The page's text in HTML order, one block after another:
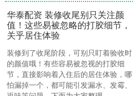
华泰配资 装修收尾别只关注颜
值！这些易被忽略的打胶细节，
关乎居住体验
装修到了收尾阶段，可别只盯着验收时
的颜值哦！有些容易被忽视的打胶细
节，直接影响着入住后的居住体验，哪
怕漏掉一个，都可能引发漏水、发霉、